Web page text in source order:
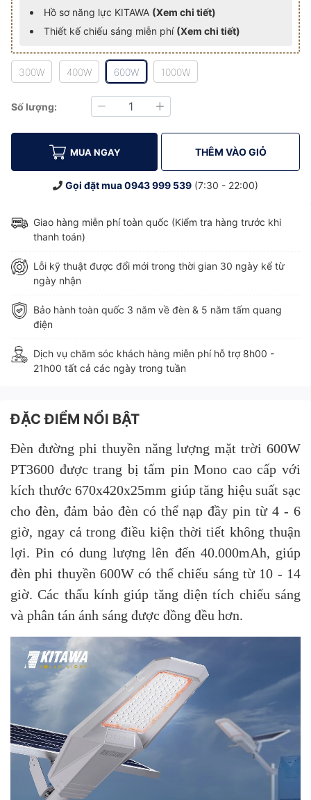
Hồ sơ năng lực KITAWA (Xem chi tiết)
Thiết kế chiếu sáng miễn phí (Xem chi tiết)
300W 400W 600W 1000W
Số lượng:
Giảm Tăng
MUA NGAY THÊM VÀO GIỎ
Gọi đặt mua0943 999 539 (7:30 - 22:00)
Giao hàng miễn phí toàn quốc (Kiểm tra hàng trước khi
thanh toán)
Lỗi kỹ thuật được đổi mới trong thời gian 30 ngày kể từ
ngày nhận
Bảo hành toàn quốc 3 năm về đèn & 5 năm tấm quang
điện
Dịch vụ chăm sóc khách hàng miễn phí hỗ trợ 8h00 -
21h00 tất cả các ngày trong tuần
ĐẶC ĐIỂM NỔI BẬT
Đèn đường phi thuyền năng lượng mặt trời 600W
PT3600 được trang bị tấm pin Mono cao cấp với
kích thước 670x420x25mm giúp tăng hiệu suất sạc
cho đèn, đảm bảo đèn có thể nạp đầy pin từ 4 - 6
giờ, ngay cả trong điều kiện thời tiết không thuận
lợi. Pin có dung lượng lên đến 40.000mAh, giúp
đèn phi thuyền 600W có thể chiếu sáng từ 10 - 14
giờ. Các thấu kính giúp tăng diện tích chiếu sáng
và phân tán ánh sáng được đồng đều hơn.